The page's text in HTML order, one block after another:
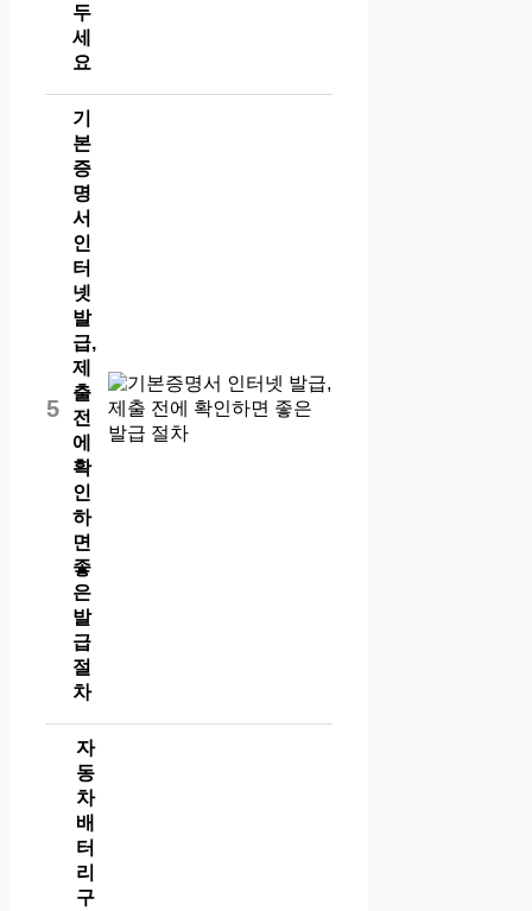
두
세
요
5
기
본
증
명
서
인
터
넷
발
급,
제
출
전
에
확
인
하
면
좋
은
발
급
절
차
자
동
차
배
터
리
구